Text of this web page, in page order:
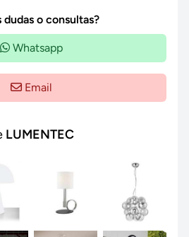
dudas o consultas?
Whatsapp
Email
LUMENTEC